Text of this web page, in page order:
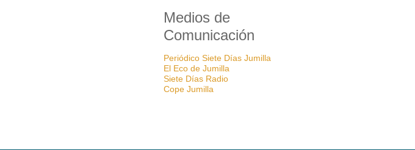
Medios de
Comunicación
Periódico Siete Días Jumilla
El Eco de Jumilla
Siete Días Radio
Cope Jumilla